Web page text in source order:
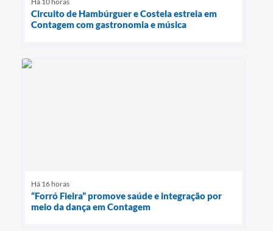
Circuito de Hambúrguer e Costela estreia em
Contagem com gastronomia e música
Há 16 horas
“Forró Fieira” promove saúde e integração por
meio da dança em Contagem